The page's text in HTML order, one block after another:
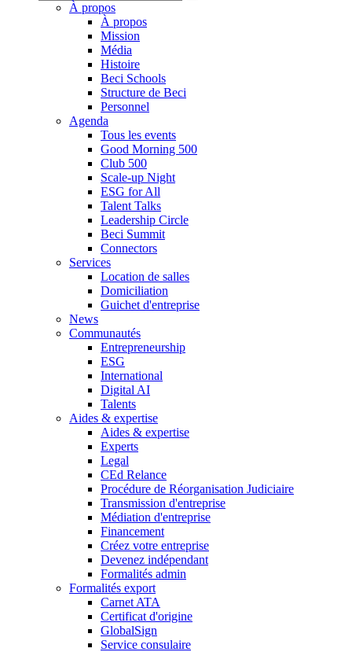
À propos
À propos
Mission
Média
Histoire
Beci Schools
Structure de Beci
Personnel
Agenda
Tous les events
Good Morning 500
Club 500
Scale-up Night
ESG for All
Talent Talks
Leadership Circle
Beci Summit
Connectors
Services
Location de salles
Domiciliation
Guichet d'entreprise
News
Communautés
Entrepreneurship
ESG
International
Digital AI
Talents
Aides & expertise
Aides & expertise
Experts
Legal
CEd Relance
Procédure de Réorganisation Judiciaire
Transmission d'entreprise
Médiation d'entreprise
Financement
Créez votre entreprise
Devenez indépendant
Formalités admin
Formalités export
Carnet ATA
Certificat d'origine
GlobalSign
Service consulaire